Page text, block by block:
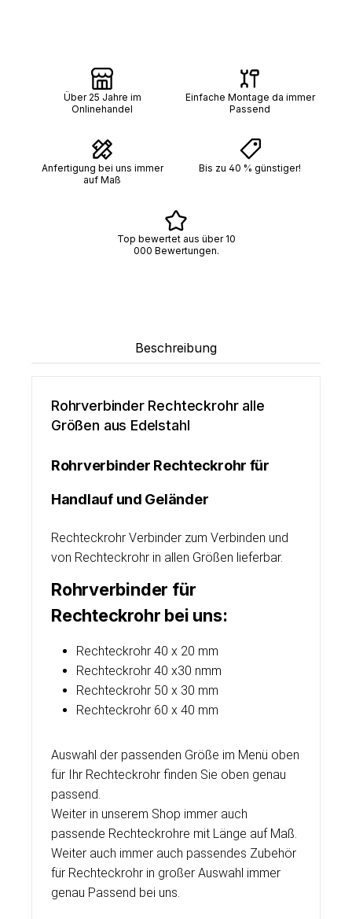
Über 25 Jahre im
Onlinehandel
Einfache Montage da immer
Passend
Anfertigung bei uns immer
auf Maß
Bis zu 40 % günstiger!
Top bewertet aus über 10
000 Bewertungen.
Beschreibung
Rohrverbinder Rechteckrohr alle
Größen aus Edelstahl
Rohrverbinder Rechteckrohr für
Handlauf und Geländer
Rechteckrohr Verbinder zum Verbinden und
von Rechteckrohr in allen Größen lieferbar.
Rohrverbinder für
Rechteckrohr bei uns:
Rechteckrohr 40 x 20 mm
Rechteckrohr 40 x30 nmm
Rechteckrohr 50 x 30 mm
Rechteckrohr 60 x 40 mm
Auswahl der passenden Größe im Menü oben
für Ihr Rechteckrohr finden Sie oben genau
passend.
Weiter in unserem Shop immer auch
passende Rechteckrohre mit Länge auf Maß.
Weiter auch immer auch passendes Zubehör
für Rechteckrohr in großer Auswahl immer
genau Passend bei uns.